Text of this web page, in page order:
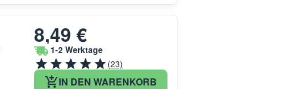
8,49 €
1-2 Werktage
(23)
IN DEN WARENKORB